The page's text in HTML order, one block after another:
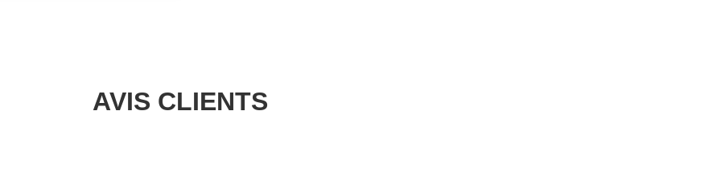
AVIS CLIENTS